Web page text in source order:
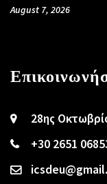
August 7, 2026
28ης
+30 2651